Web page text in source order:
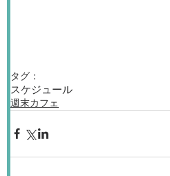
タグ：
スケジュール
週末カフェ